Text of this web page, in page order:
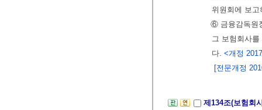
위원회에 보
⑥ 금융감독원
그 보험회사
다. <개정
[전문개정
제134조(보험회